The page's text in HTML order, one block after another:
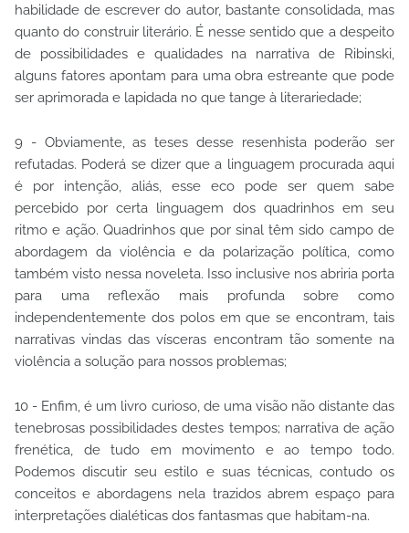
habilidade de escrever do autor, bastante consolidada, mas
quanto do construir literário. É nesse sentido que a despeito
de possibilidades e qualidades na narrativa de Ribinski,
alguns fatores apontam para uma obra estreante que pode
ser aprimorada e lapidada no que tange à literariedade;
9 - Obviamente, as teses desse resenhista poderão ser
refutadas. Poderá se dizer que a linguagem procurada aqui
é por intenção, aliás, esse eco pode ser quem sabe
percebido por certa linguagem dos quadrinhos em seu
ritmo e ação. Quadrinhos que por sinal têm sido campo de
abordagem da violência e da polarização política, como
também visto nessa noveleta. Isso inclusive nos abriria porta
para uma reflexão mais profunda sobre como
independentemente dos polos em que se encontram, tais
narrativas vindas das vísceras encontram tão somente na
violência a solução para nossos problemas;
10 - Enfim, é um livro curioso, de uma visão não distante das
tenebrosas possibilidades destes tempos; narrativa de ação
frenética, de tudo em movimento e ao tempo todo.
Podemos discutir seu estilo e suas técnicas, contudo os
conceitos e abordagens nela trazidos abrem espaço para
interpretações dialéticas dos fantasmas que habitam-na.